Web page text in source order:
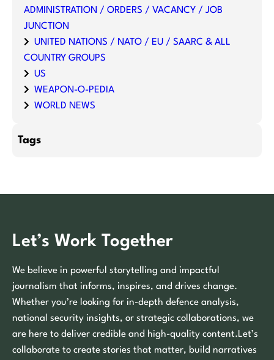
ADMINISTRATION / ORDERS / VACANCY / JOB
JUNCTION
UNITED NATIONS / NATO / EU / SAARC & ALL
COUNTRY GROUPS
US
WEAPON-O-PEDIA
WORLD NEWS
Tags
Let’s Work Together
We believe in powerful storytelling and impactful
journalism that informs, inspires, and drives change.
Whether you’re looking for in-depth defence analysis,
national security insights, or strategic collaborations, we
are here to deliver credible and high-quality content.Let’s
collaborate to create stories that matter, build narratives